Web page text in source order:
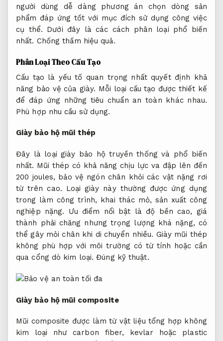
người dùng dễ dàng phương án chọn dòng sản
phẩm đáp ứng tốt với mục đích sử dụng công việc
cụ thể. Dưới đây là các cách phân loại phổ biến
nhất. Chống thấm hiệu quả.
Phân Loại Theo Cấu Tạo
Cấu tạo là yếu tố quan trọng nhất quyết định khả
năng bảo vệ của giày. Mỗi loại cấu tạo được thiết kế
để đáp ứng những tiêu chuẩn an toàn khác nhau.
Phù hợp nhu cầu sử dụng.
Giày bảo hộ mũi thép
Đây là loại giày bảo hộ truyền thống và phổ biến
nhất. Mũi thép có khả năng chịu lực va đập lên đến
200 joules, bảo vệ ngón chân khỏi các vật nặng rơi
từ trên cao. Loại giày này thường được ứng dụng
trong làm công trình, khai thác mỏ, sản xuất công
nghiệp nặng. Ưu điểm nổi bật là độ bền cao, giá
thành phải chăng nhưng trọng lượng khá nặng, có
thể gây mỏi chân khi di chuyển nhiều. Giày mũi thép
không phù hợp với môi trường có từ tính hoặc cần
qua cổng dò kim loại.Đúng kỹ thuật.
Giày bảo hộ mũi composite
Mũi composite được làm từ vật liệu tổng hợp không
kim loại như carbon fiber, kevlar hoặc plastic